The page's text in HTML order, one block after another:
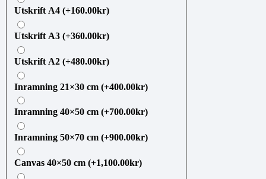
Utskrift A4 (+160.00kr)
Utskrift A3 (+360.00kr)
Utskrift A2 (+480.00kr)
Inramning 21×30 cm (+400.00kr)
Inramning 40×50 cm (+700.00kr)
Inramning 50×70 cm (+900.00kr)
Canvas 40×50 cm (+1,100.00kr)